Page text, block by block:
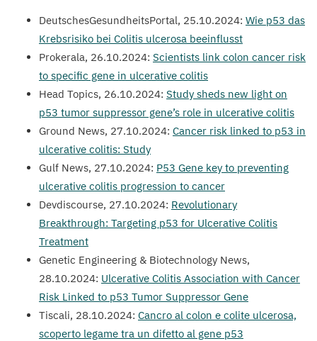
DeutschesGesundheitsPortal, 25.10.2024: Wie p53 das
Krebsrisiko bei Colitis ulcerosa beeinflusst
Prokerala, 26.10.2024: Scientists link colon cancer risk
to specific gene in ulcerative colitis
Head Topics, 26.10.2024: Study sheds new light on
p53 tumor suppressor gene’s role in ulcerative colitis
Ground News, 27.10.2024: Cancer risk linked to p53 in
ulcerative colitis: Study
Gulf News, 27.10.2024: P53 Gene key to preventing
ulcerative colitis progression to cancer
Devdiscourse, 27.10.2024: Revolutionary
Breakthrough: Targeting p53 for Ulcerative Colitis
Treatment
Genetic Engineering & Biotechnology News,
28.10.2024: Ulcerative Colitis Association with Cancer
Risk Linked to p53 Tumor Suppressor Gene
Tiscali, 28.10.2024: Cancro al colon e colite ulcerosa,
scoperto legame tra un difetto al gene p53